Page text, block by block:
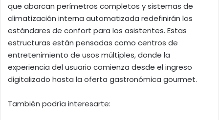
que abarcan perímetros completos y sistemas de
climatización interna automatizada redefinirán los
estándares de confort para los asistentes. Estas
estructuras están pensadas como centros de
entretenimiento de usos múltiples, donde la
experiencia del usuario comienza desde el ingreso
digitalizado hasta la oferta gastronómica gourmet.
También podría interesarte: